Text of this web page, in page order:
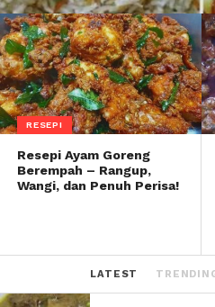
RESEPI
Resepi Ayam Goreng
Berempah – Rangup,
Wangi, dan Penuh Perisa!
LATEST